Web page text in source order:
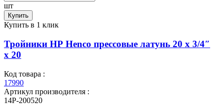
шт
Купить
Купить в 1 клик
Тройники НР Henco прессовые латунь 20 x 3/4″
x 20
Код товара :
17990
Артикул производителя :
14P-200520